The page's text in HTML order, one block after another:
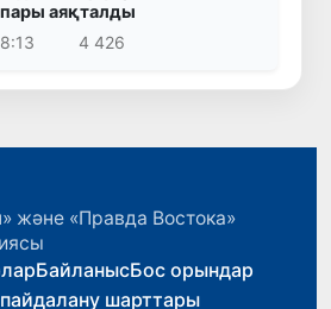
аяқталды
4 426
және «Правда Востока»
БайланысБос орындар
шарттары